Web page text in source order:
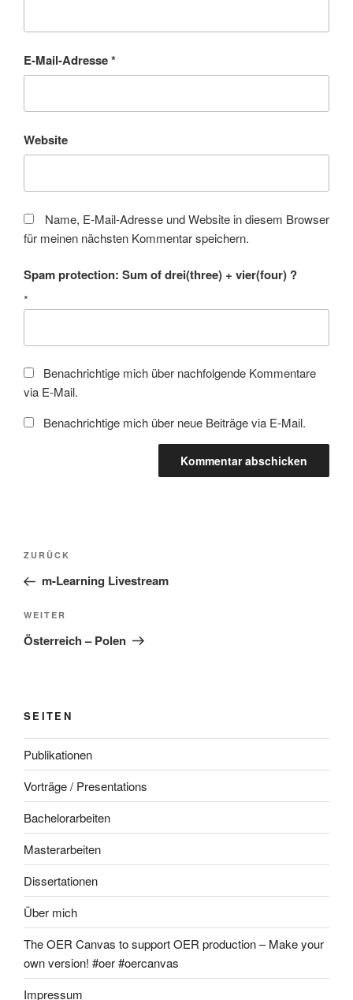
E-Mail-Adresse*
Website
Name, E-Mail-Adresse und Website in diesem Browser
für meinen nächsten Kommentar speichern.
Spam protection: Sum of drei(three) + vier(four) ?
*
Benachrichtige mich über nachfolgende Kommentare
via E-Mail.
Benachrichtige mich über neue Beiträge via E-Mail.
Beitragsnavigation
Vorheriger
Beitrag
ZURÜCK
m-Learning Livestream
Nächster
Beitrag
WEITER
Österreich – Polen
SEITEN
Publikationen
Vorträge / Presentations
Bachelorarbeiten
Masterarbeiten
Dissertationen
Über mich
The OER Canvas to support OER production – Make your
own version! #oer #oercanvas
Impressum